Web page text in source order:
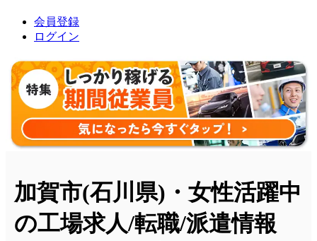
会員登録
ログイン
加賀市(石川県)・女性活躍中
の工場求人/転職/派遣情報